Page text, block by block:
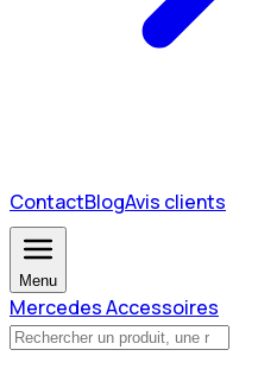
ContactBlogAvis clients
Menu
Mercedes Accessoires